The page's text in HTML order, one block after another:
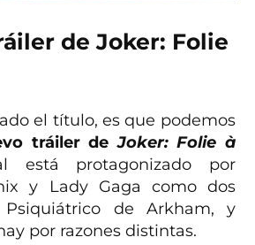
de Joker: Folie
el título, es que podemos
tráiler de Joker: Folie à
está protagonizado por
y Lady Gaga como dos
de Arkham, y
por razones distintas.